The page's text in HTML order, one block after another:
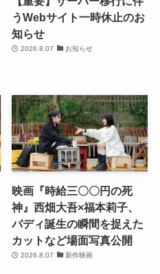
うWebサイト一時休止のお
知らせ
2026.8.07 お知らせ
映画『時給三〇〇円の死
神』西畑大吾×福本莉子、
バディ誕生の瞬間を捉えた
カットなど場面写真公開
2026.8.07 新作映画